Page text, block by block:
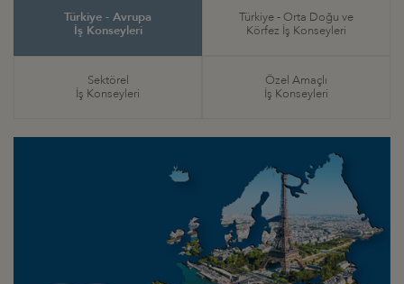
Türkiye - Avrupa
İş Konseyleri
Türkiye - Orta Doğu ve
Körfez İş Konseyleri
Sektörel
İş Konseyleri
Özel Amaçlı
İş Konseyleri